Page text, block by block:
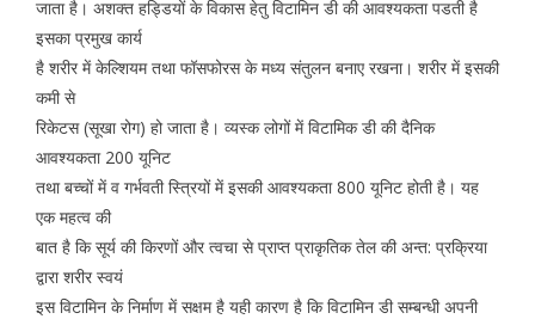
जाता है। अशक्त हड्डियों के विकास हेतु विटामिन डी की आवश्यकता पडती है
इसका प्रमुख कार्य
है शरीर में केल्शियम तथा फॉसफोरस के मध्य संतुलन बनाए रखना। शरीर में इसकी
कमी से
रिकेटस (सूखा रोग) हो जाता है। व्यस्क लोगों में विटामिक डी की दैनिक
आवश्यकता 200 यूनिट
तथा बच्चों में व गर्भवती स्त्रियों में इसकी आवश्यकता 800 यूनिट होती है। यह
एक महत्व की
बात है कि सूर्य की किरणों और त्वचा से प्राप्त प्राकृतिक तेल की अन्त: प्रक्रिया
द्वारा शरीर स्वयं
इस विटामिन के निर्माण में सक्षम है यही कारण है कि विटामिन डी सम्बन्धी अपनी